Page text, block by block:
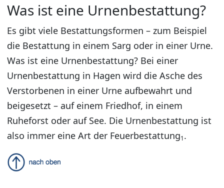
Was ist eine Urnenbestattung?
Es gibt viele Bestattungsformen – zum Beispiel
die Bestattung in einem Sarg oder in einer Urne.
Was ist eine Urnenbestattung? Bei einer
Urnenbestattung in Hagen wird die Asche des
Verstorbenen in einer Urne aufbewahrt und
beigesetzt – auf einem Friedhof, in einem
Ruheforst oder auf See. Die Urnenbestattung ist
also immer eine Art der Feuerbestattung1.